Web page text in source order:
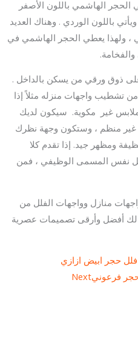
الحجر الهاشمي باللون الأصفر
باللون الوردي . وهناك العديد
، ولهذا يعطي الحجر الهاشمي في
ذوق ورقي من يسكن بالداخل .
تشطيب واجهات منزله مثلاً إذا
غير مكوية. سيكون لديك
غير منظم ، وستكون وجهة نظرك
ومظهر جيد. إذا تقدم كلا
نفس المسمى الوظيفي ، فمن
منازل وواجهات الفلل من
لك أفضل وأرقى تصميمات عصرية
حجر ابيض ازازي
فرعونيNext